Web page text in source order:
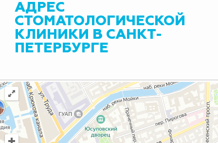
АДРЕС
СТОМАТОЛОГИЧЕСКОЙ
КЛИНИКИ В САНКТ-
ПЕТЕРБУРГЕ